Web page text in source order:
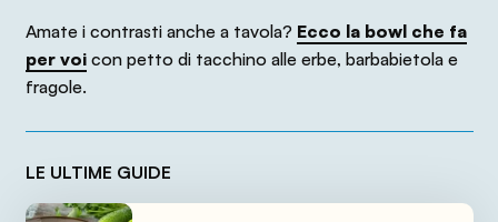
Amate i contrasti anche a tavola? Ecco la bowl che fa
per voicon petto di tacchino alle erbe, barbabietola e
fragole.
LE ULTIME GUIDE